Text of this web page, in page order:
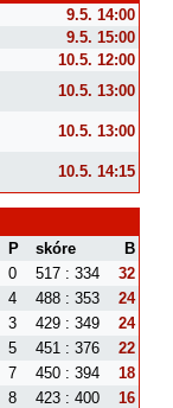
9.5. 14:00
9.5. 15:00
10.5. 12:00
10.5. 13:00
10.5. 13:00
10.5. 14:15
P skóre
B
0 517 : 334
32
4 488 : 353
24
3 429 : 349
24
5 451 : 376
22
7 450 : 394
18
8 423 : 400
16